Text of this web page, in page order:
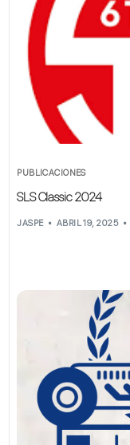
PUBLICACIONES
SLS Classic 2024
JASPE ABRIL 19, 2025